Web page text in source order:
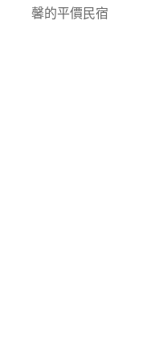
馨的平價民宿